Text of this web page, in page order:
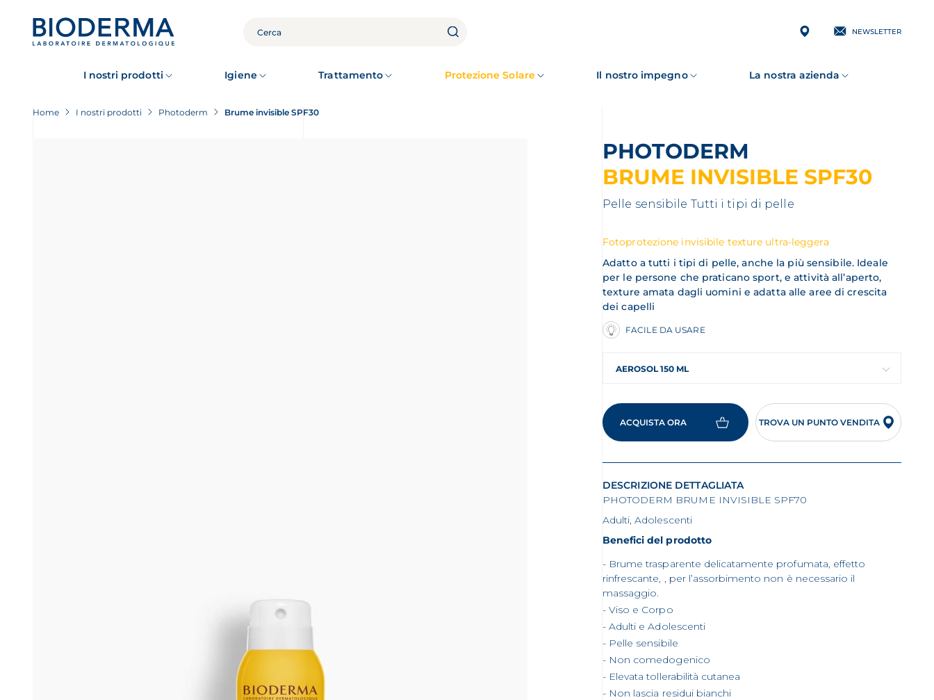
CERCA NEWSLETTER
I nostri prodotti Igiene Trattamento Protezione Solare Il nostro impegno La nostra azienda
Home I nostri prodotti Photoderm Brume invisible SPF30
PHOTODERM
BRUME INVISIBLE SPF30
Pelle sensibile Tutti i tipi di pelle
Fotoprotezione invisibile texture ultra-leggera
Adatto a tutti i tipi di pelle, anche la più sensibile. Ideale
per le persone che praticano sport, e attività all’aperto,
texture amata dagli uomini e adatta alle aree di crescita
dei capelli
FACILE DA USARE
AEROSOL 150 ML
ACQUISTA ORA TROVA UN PUNTO VENDITA
DESCRIZIONE DETTAGLIATA
PHOTODERM BRUME INVISIBLE SPF70
Adulti, Adolescenti
Benefici del prodotto
Brume trasparente delicatamente profumata, effetto
rinfrescante, , per l’assorbimento non è necessario il
massaggio.
Viso e Corpo
Adulti e Adolescenti
Pelle sensibile
Non comedogenico
Elevata tollerabilità cutanea
Non lascia residui bianchi